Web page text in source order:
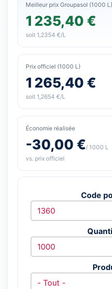
Meilleur prix Groupasol (1000 L)
1 235,40 €
soit 1,2354 €/L
Prix officiel (1000 L)
1 265,40 €
soit 1,2654 €/L
Économie réalisée
-30,00 €/ 1000 L
vs. prix officiel
Code